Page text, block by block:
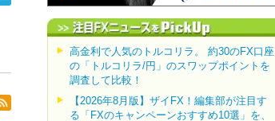
高金利で人気のトルコリラ。 約30のFX口座
の「トルコリラ/円」のスワップポイントを
調査して比較！
【2026年8月版】ザイFX！編集部が注目す
る「FXのキャンペーンおすすめ10選」を、